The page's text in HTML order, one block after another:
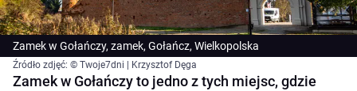
Zamek w Gołańczy, zamek, Gołańcz, Wielkopolska
Źródło zdjęć: © Twoje7dni | Krzysztof Dęga
Zamek w Gołańczy to jedno z tych miejsc, gdzie